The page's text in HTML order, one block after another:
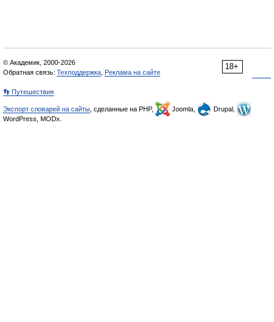
18+
© Академик, 2000-2026
Обратная связь: Техподдержка Реклама на сайте
👣 Путешествия
Экспорт словарей на сайты , сделанные на PHP, Joomla,
Drupal,
WordPress, MODx.